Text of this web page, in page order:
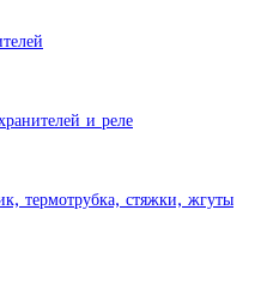
и реле
термотрубка, стяжки, жгуты